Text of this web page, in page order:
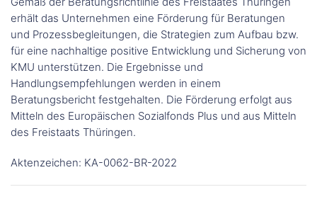
erhält das Unternehmen eine Förderung für Beratungen
und Prozessbegleitungen, die Strategien zum Aufbau bzw.
für eine nachhaltige positive Entwicklung und Sicherung von
KMU unterstützen. Die Ergebnisse und
Handlungsempfehlungen werden in einem
Beratungsbericht festgehalten. Die Förderung erfolgt aus
Mitteln des Europäischen Sozialfonds Plus und aus Mitteln
des Freistaats Thüringen.
Aktenzeichen: KA-0062-BR-2022